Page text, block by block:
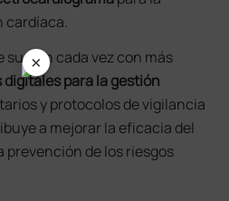
cardíaca.
cada vez con más
para la gestión
y protocolos de vigilancia
a mejorar la eficacia del
prevención de los riesgos
×